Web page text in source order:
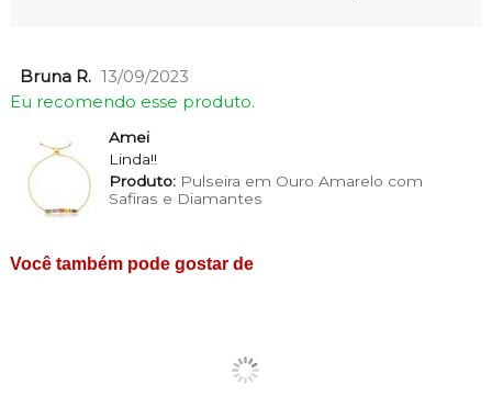
Bruna R. 13/09/2023
Eu recomendo esse produto.
Amei
Linda!!
Produto:Pulseira em Ouro Amarelo com
Safiras e Diamantes
Você também pode gostar de